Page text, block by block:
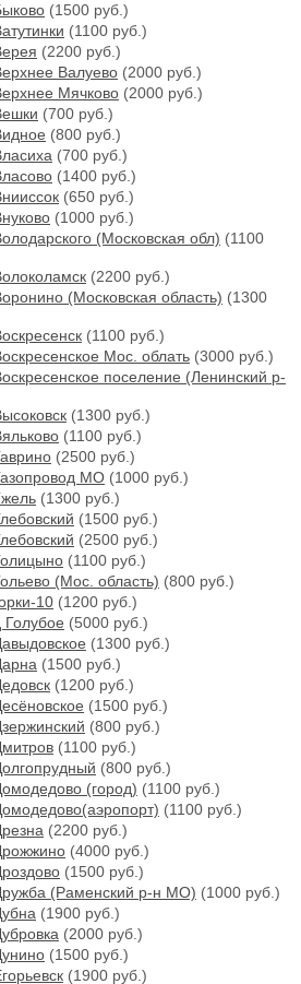
(1500 руб.)
(1100 руб.)
(2200 руб.)
Валуево (2000 руб.)
Мячково (2000 руб.)
(700 руб.)
(800 руб.)
(700 руб.)
(1400 руб.)
(650 руб.)
(1000 руб.)
(Московская обл) (1100
(2200 руб.)
(Московская область) (1300
(1100 руб.)
Мос. облать (3000 руб.)
поселение (Ленинский р-
(1300 руб.)
(1100 руб.)
(2500 руб.)
МО (1000 руб.)
(1300 руб.)
(1500 руб.)
(2500 руб.)
(1100 руб.)
(Мос. область) (800 руб.)
10 (1200 руб.)
Голубое (5000 руб.)
(1300 руб.)
(1500 руб.)
(1200 руб.)
(1500 руб.)
(800 руб.)
(1100 руб.)
(800 руб.)
(город) (1100 руб.)
(1100 руб.)
(2200 руб.)
(4000 руб.)
(1500 руб.)
(Раменский р-н МО) (1000 руб.)
(1900 руб.)
(2000 руб.)
(1500 руб.)
(1900 руб.)